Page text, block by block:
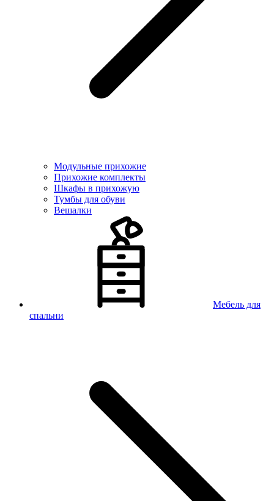
Модульные прихожие
Прихожие комплекты
Шкафы в прихожую
Тумбы для обуви
Вешалки
Мебель для
спальни